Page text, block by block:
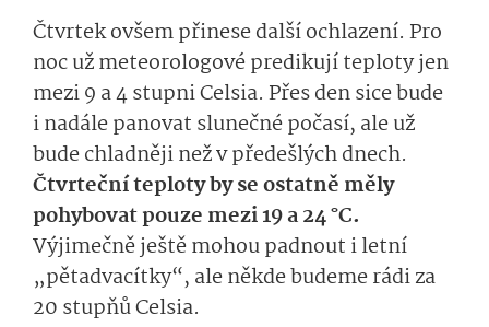
Čtvrtek ovšem přinese další ochlazení. Pro
noc už meteorologové predikují teploty jen
mezi 9 a 4 stupni Celsia. Přes den sice bude
i nadále panovat slunečné počasí, ale už
bude chladněji než v předešlých dnech.
Čtvrteční teploty by se ostatně měly
pohybovat pouze mezi 19 a 24 °C.
Výjimečně ještě mohou padnout i letní
„pětadvacítky“, ale někde budeme rádi za
20 stupňů Celsia.